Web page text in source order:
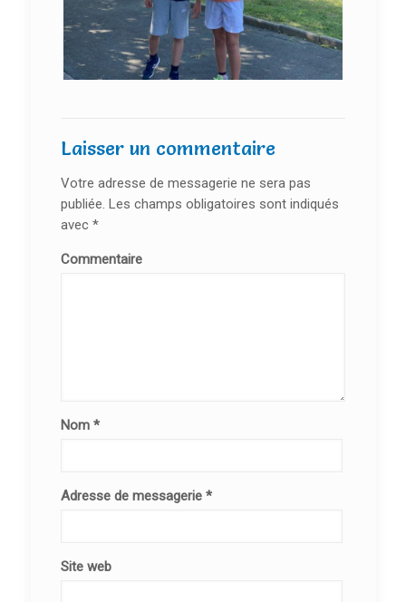
Laisser un commentaire
Votre adresse de messagerie ne sera pas
publiée. Les champs obligatoires sont indiqués
avec *
Commentaire
Nom *
Adresse de messagerie *
Site web